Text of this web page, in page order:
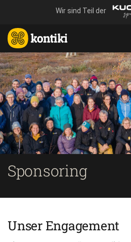
Sponsoring
Unser Engagement